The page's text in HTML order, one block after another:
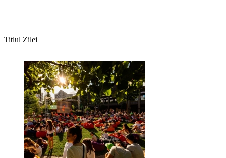
Titlul Zilei